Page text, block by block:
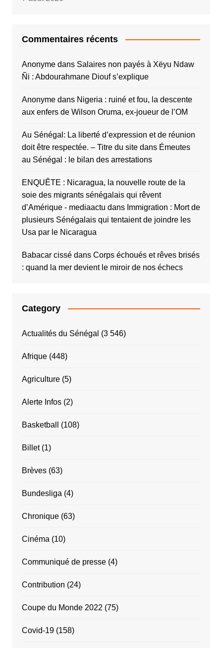
Commentaires récents
Anonymedans Salaires non payés à Xëyu Ndaw
Ñi : Abdourahmane Diouf s’explique
Anonymedans Nigeria : ruiné et fou, la descente
aux enfers de Wilson Oruma, ex-joueur de l’OM
Au Sénégal: La liberté d’expression et de réunion
doit être respectée. – Titre du sitedans Émeutes
au Sénégal : le bilan des arrestations
ENQUÊTE : Nicaragua, la nouvelle route de la
soie des migrants sénégalais qui rêvent
d’Amérique - mediaactu dans Immigration : Mort de
plusieurs Sénégalais qui tentaient de joindre les
Usa par le Nicaragua
Babacar cissédans Corps échoués et rêves brisés
: quand la mer devient le miroir de nos échecs
Category
Actualités du Sénégal (3 546)
Afrique(448)
Agriculture(5)
Alerte Infos(2)
Basketball (108)
Billet(1)
Brèves(63)
Bundesliga (4)
Chronique(63)
Cinéma (10)
Communiqué de presse(4)
Contribution (24)
Coupe du Monde 2022 (75)
Covid-19(158)